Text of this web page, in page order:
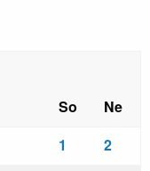
So
Ne
1
2